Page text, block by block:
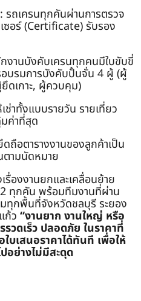
: รถเครนทุกคันผ่านการตรวจ
ซอร์ (Certificate) รับรอง
งานบังคับเครนทุกคนมีใบขับขี่
อบรมการบังคับปั้นจั่น 4 ผู้ (ผู้
เกาะ, ผู้ควบคุม)
ช่าทั้งแบบรายวัน รายเที่ยว
มค่าที่สุด
ดถือตารางงานของลูกค้าเป็น
ตามนัดหมาย
รื่องงานยกและเคลื่อนย้าย
ทุกคัน พร้อมทีมงานที่ผ่าน
ทุกพื้นที่จังหวัดชลบุรี ระยอง
ก้ว “งานยาก งานใหญ่ หรือ
รวดเร็ว ปลอดภัย ในราคาที่
บเสนอราคาได้ทันที เพื่อให้
อย่างไม่มีสะดุด